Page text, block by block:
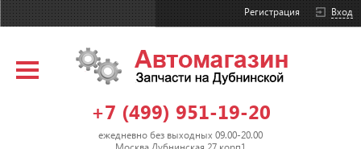
Вход
Регистрация
+7 (499) 951-19-20
ежедневно без выходных 09.00-20.00